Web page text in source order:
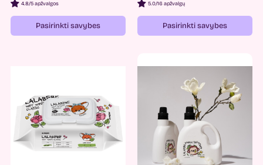
4.8/5 apžvalgos
Pasirinkti savybes
5.0/16 apžvalgų
Pasirinkti savybes